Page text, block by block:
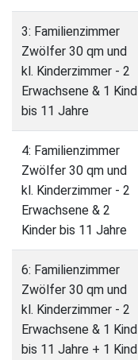
3: Familienzimmer
Zwölfer 30 qm und
kl. Kinderzimmer - 2
Erwachsene & 1 Kind
bis 11 Jahre
4: Familienzimmer
Zwölfer 30 qm und
kl. Kinderzimmer - 2
Erwachsene & 2
Kinder bis 11 Jahre
6: Familienzimmer
Zwölfer 30 qm und
kl. Kinderzimmer - 2
Erwachsene & 1 Kind
bis 11 Jahre + 1 Kind